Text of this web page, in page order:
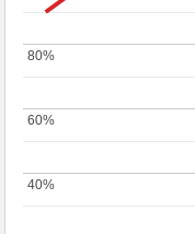
40%
40%
60%
60%
80%
80%